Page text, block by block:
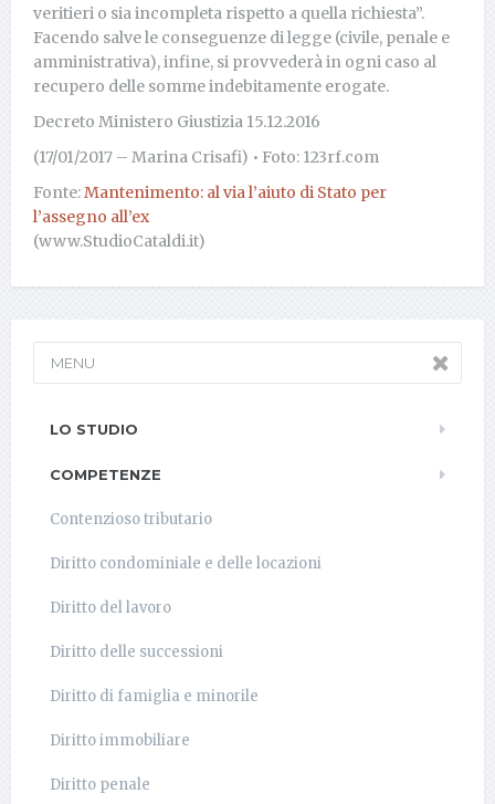
veritieri o sia incompleta rispetto a quella richiesta”.
Facendo salve le conseguenze di legge (civile, penale e
amministrativa), infine, si provvederà in ogni caso al
recupero delle somme indebitamente erogate.
Decreto Ministero Giustizia 15.12.2016
(17/01/2017 – Marina Crisafi) • Foto: 123rf.com
Fonte:Mantenimento: al via l’aiuto di Stato per
l’assegno all’ex
(www.StudioCataldi.it)
MENU
LO STUDIO
COMPETENZE
Contenzioso tributario
Diritto condominiale e delle locazioni
Diritto del lavoro
Diritto delle successioni
Diritto di famiglia e minorile
Diritto immobiliare
Diritto penale